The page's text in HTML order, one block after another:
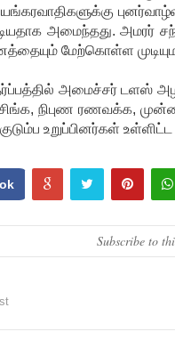
அமைந்தது. அமரர்
மேற்கொள்ள
அமைச்சர் டளஸ்
நிபுண ரணவக்க,
உறுப்பினர்கள்
Subscribe to